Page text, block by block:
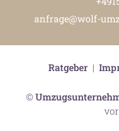
anfrage@wolf-
©
Ratgeber|